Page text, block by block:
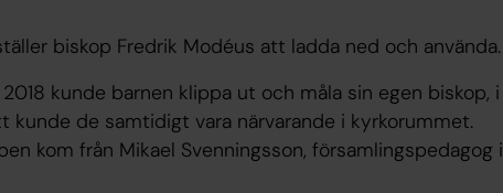
biskop Fredrik Modéus att ladda ned och använda.
kunde barnen klippa ut och måla sin egen biskop, i
kunde de samtidigt vara närvarande i kyrkorummet.
kom från Mikael Svenningsson, församlingspedagog i